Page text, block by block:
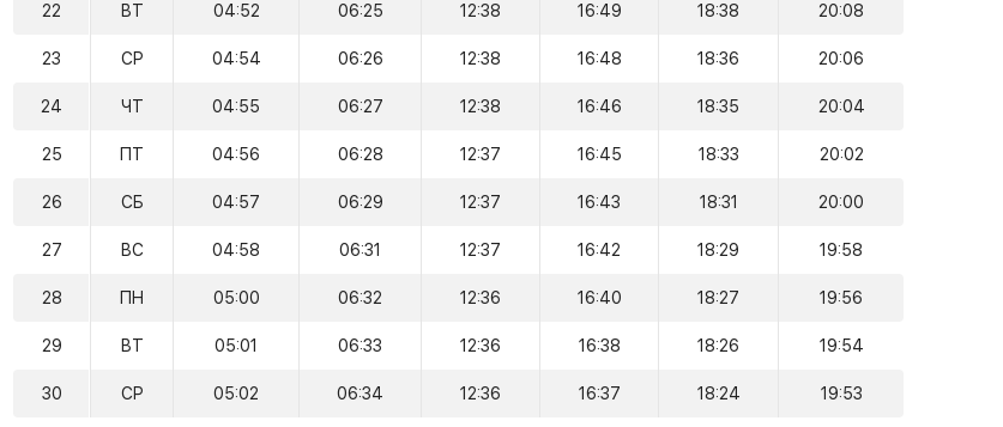
22 ВТ 04:52 06:25 12:38 16:49 18:38 20:08
23 СР 04:54 06:26 12:38 16:48 18:36 20:06
24 ЧТ 04:55 06:27 12:38 16:46 18:35 20:04
25 ПТ 04:56 06:28 12:37 16:45 18:33 20:02
26 СБ 04:57 06:29 12:37 16:43 18:31 20:00
27 ВС 04:58 06:31 12:37 16:42 18:29 19:58
28 ПН 05:00 06:32 12:36 16:40 18:27 19:56
29 ВТ 05:01 06:33 12:36 16:38 18:26 19:54
30 СР 05:02 06:34 12:36 16:37 18:24 19:53